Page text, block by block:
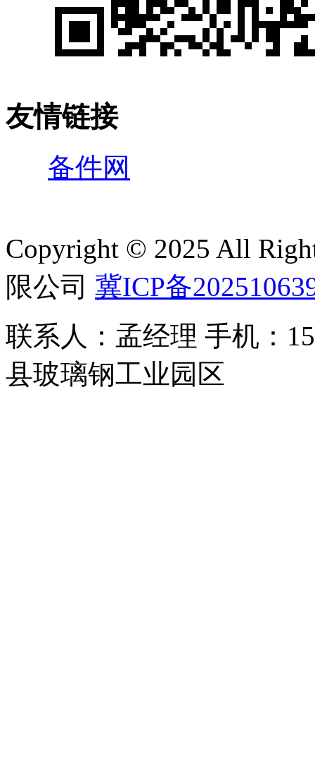
友情链接
备件网
Copyright © 2025 All
限公司 冀ICP备
联系人：孟经理 手机：
县玻璃钢工业园区